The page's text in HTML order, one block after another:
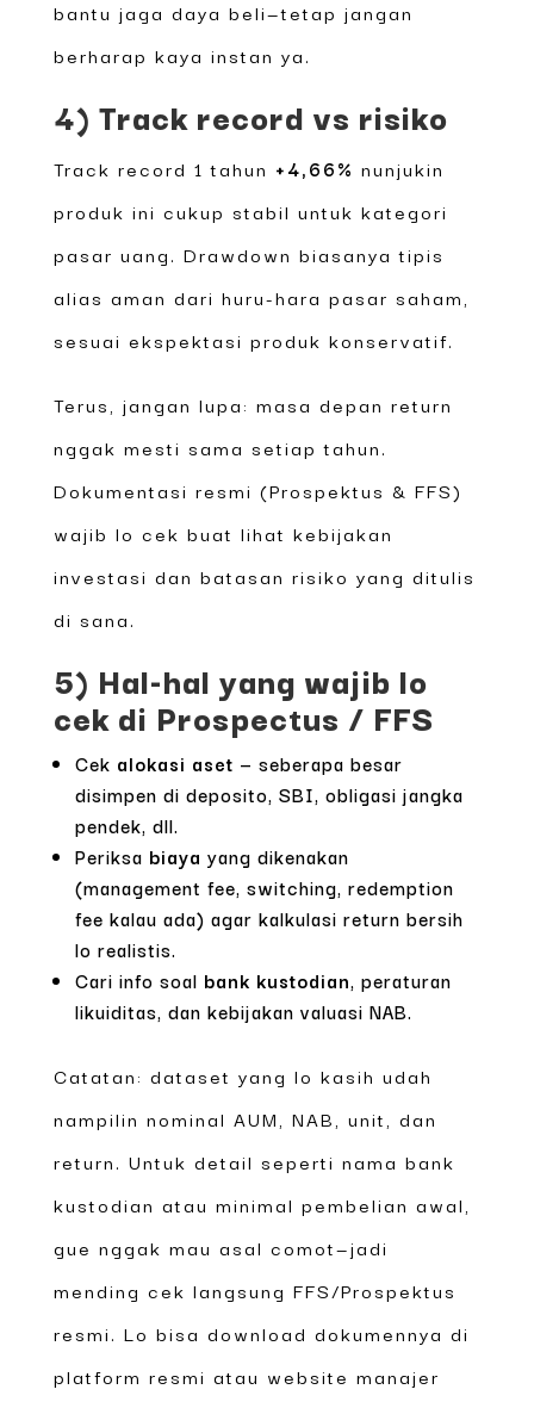
bantu jaga daya beli—tetap jangan
berharap kaya instan ya.
4) Track record vs risiko
Track record 1 tahun +4,66% nunjukin
produk ini cukup stabil untuk kategori
pasar uang. Drawdown biasanya tipis
alias aman dari huru-hara pasar saham,
sesuai ekspektasi produk konservatif.
Terus, jangan lupa: masa depan return
nggak mesti sama setiap tahun.
Dokumentasi resmi (Prospektus & FFS)
wajib lo cek buat lihat kebijakan
investasi dan batasan risiko yang ditulis
di sana.
5) Hal-hal yang wajib lo
cek di Prospectus / FFS
Cek alokasi aset — seberapa besar
disimpen di deposito, SBI, obligasi jangka
pendek, dll.
Periksa biaya yang dikenakan
(management fee, switching, redemption
fee kalau ada) agar kalkulasi return bersih
lo realistis.
Cari info soal bank kustodian, peraturan
likuiditas, dan kebijakan valuasi NAB.
Catatan: dataset yang lo kasih udah
nampilin nominal AUM, NAB, unit, dan
return. Untuk detail seperti nama bank
kustodian atau minimal pembelian awal,
gue nggak mau asal comot—jadi
mending cek langsung FFS/Prospektus
resmi. Lo bisa download dokumennya di
platform resmi atau website manajer